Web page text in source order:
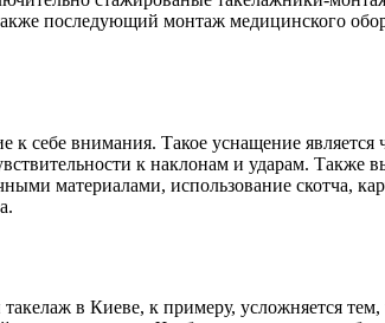
последующий монтаж медицинского
себе внимания. Такое уснащение
к наклонам и ударам. Также
материалами, использование скотча,
в Киеве, к примеру, усложняется